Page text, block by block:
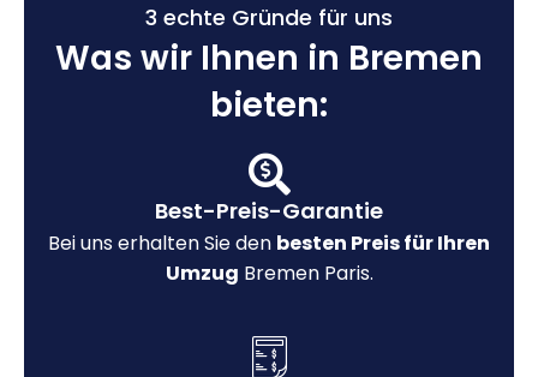
3 echte Gründe für uns
Was wir Ihnen in Bremen
bieten:
Best-Preis-Garantie
Bei uns erhalten Sie den besten Preis für Ihren
Umzug Bremen Paris.